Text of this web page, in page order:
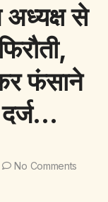
अध्यक्ष से
फंसाने
No Comments